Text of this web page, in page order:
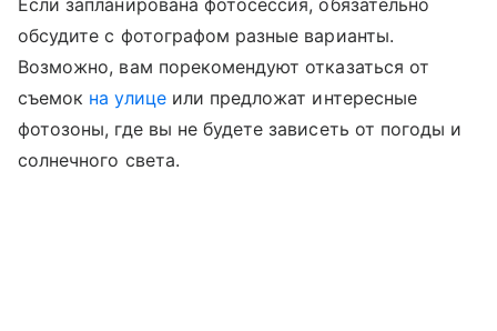
Если запланирована фотосессия, обязательно
обсудите с фотографом разные варианты.
Возможно, вам порекомендуют отказаться от
съемок на улицеили предложат интересные
фотозоны, где вы не будете зависеть от погоды и
солнечного света.